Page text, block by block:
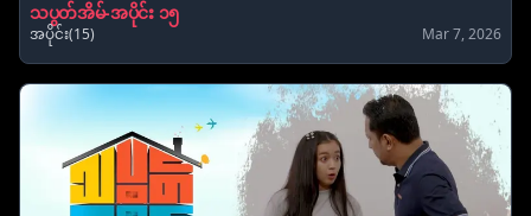
သပွတ်အိမ်-အပိုင်း ၁၅
အပိုင်း(15) Mar 7, 2026